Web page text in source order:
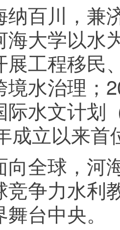
川，兼济
海大学以水
展工程移民
境水治理；
际水文计划
成立以来首
球，河海
竞争力水利
台中央。